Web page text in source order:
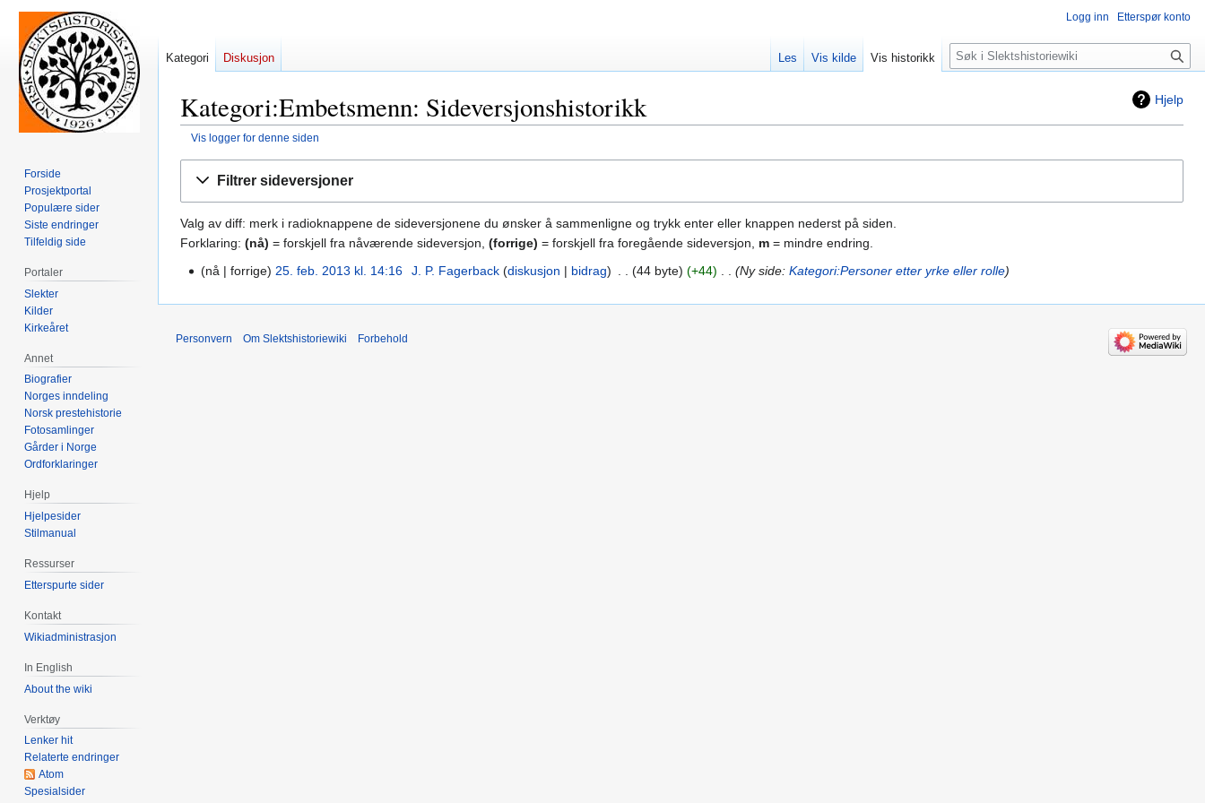
Hjelp
Kategori:Embetsmenn: Sideversjonshistorikk
Vis logger for denne siden
Filtrer sideversjoner
Valg av diff: merk i radioknappene de sideversjonene du ønsker å sammenligne og trykk enter eller knappen nederst på siden.
Forklaring: (nå) = forskjell fra nåværende sideversjon, (forrige) = forskjell fra foregående sideversjon, m = mindre endring.
25.
nå forrige 25. feb. 2013 kl. 14:16 J. P. Fagerback diskusjon bidrag 44 byte +44 Ny side: Kategori:Personer etter yrke eller rolle
Logg inn Etterspør konto
Kategori Diskusjon Les Vis kilde Vis historikk
Søk
Forside
Prosjektportal
Populære sider
Siste endringer
Tilfeldig side
Portaler
Slekter
Kilder
Kirkeåret
Annet
Biografier
Norges inndeling
Norsk prestehistorie
Fotosamlinger
Gårder i Norge
Ordforklaringer
Hjelp
Hjelpesider
Stilmanual
Ressurser
Etterspurte sider
Kontakt
Wikiadministrasjon
In English
About the wiki
Verktøy
Lenker hit
Relaterte endringer
Atom
Spesialsider
Personvern Om Slektshistoriewiki Forbehold